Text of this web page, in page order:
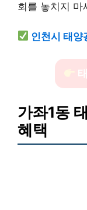
회를 놓치지 마
인천시 태양
가좌1동
혜택